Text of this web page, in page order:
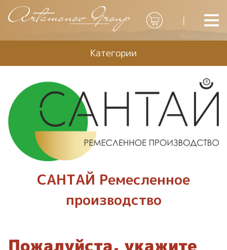
|
Категории
САНТАЙ Ремесленное
производство
Пожалуйста, укажите